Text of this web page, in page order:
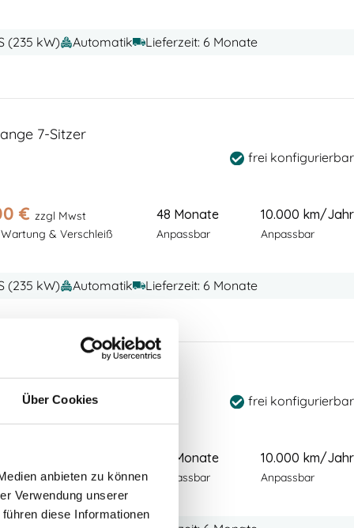
Über Cookies
anbieten zu können
Verwendung unserer
diese Informationen
(235 kW) Automatik Lieferzeit: 6 Monate
7-Sitzer
frei konfigurierbar
€ zzgl Mwst
& Verschleiß
48 Monate
Anpassbar
10.000 km/Jahr
Anpassbar
(235 kW) Automatik Lieferzeit: 6 Monate
frei konfigurierbar
& Verschleiß
48 Monate
Anpassbar
10.000 km/Jahr
Anpassbar